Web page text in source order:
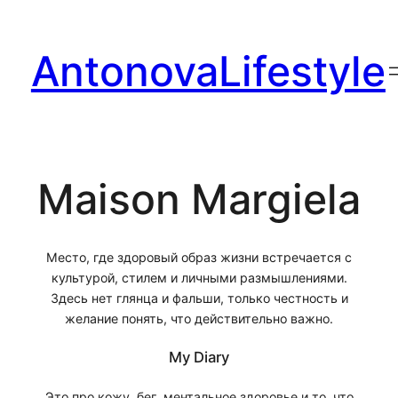
содержимому
AntonovaLifestyle
Maison Margiela
Место, где здоровый образ жизни встречается с
культурой, стилем и личными размышлениями.
Здесь нет глянца и фальши, только честность и
желание понять, что действительно важно.
My Diary